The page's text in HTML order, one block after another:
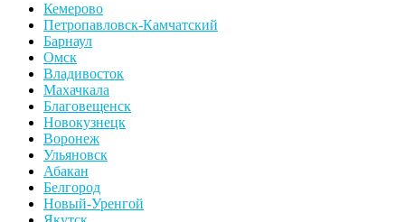
Кемерово
Петропавловск-Камчатский
Барнаул
Омск
Владивосток
Махачкала
Благовещенск
Новокузнецк
Воронеж
Ульяновск
Абакан
Белгород
Новый-Уренгой